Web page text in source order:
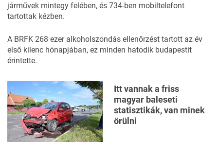
járművek mintegy felében, és 734-ben mobiltelefont
tartottak kézben.
A BRFK 268 ezer alkoholszondás ellenőrzést tartott az év
első kilenc hónapjában, ez minden hatodik budapestit
érintette.
Itt vannak a friss
magyar baleseti
statisztikák, van minek
örülni